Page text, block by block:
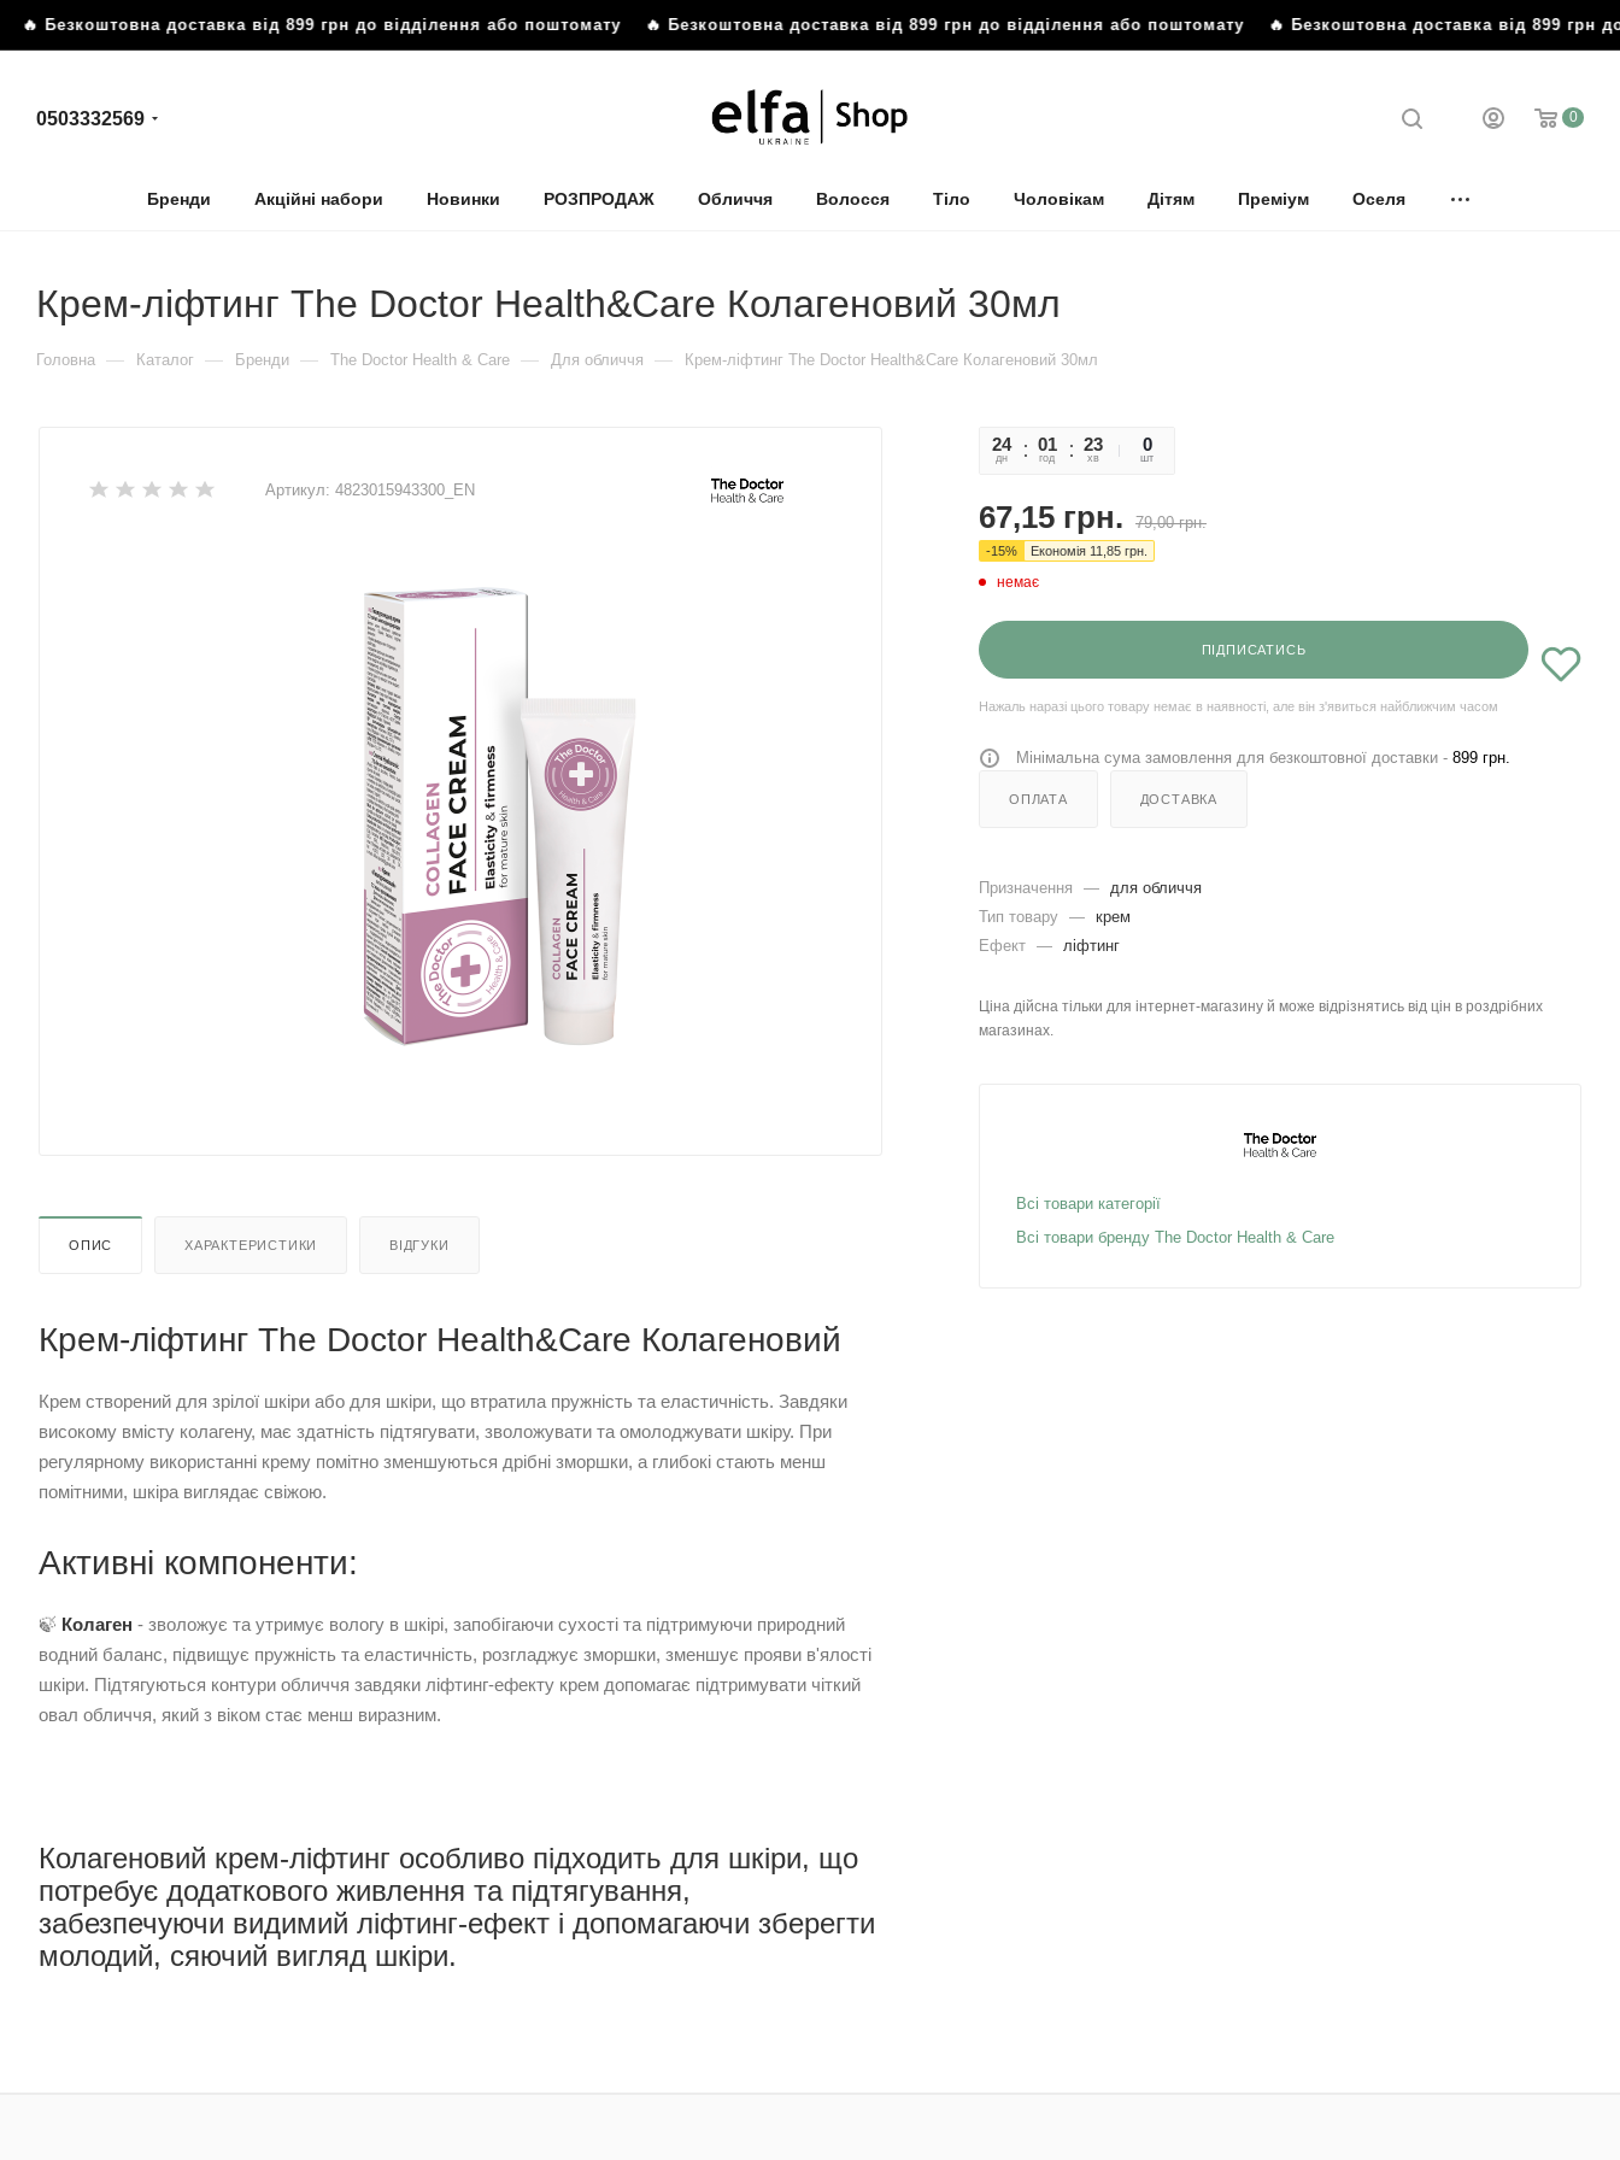
Безкоштовна доставка від 899 грн до відділення або поштомату🔥 Безкоштовна доставка від 899 грн до відділення або поштомату🔥 Безкоштовна доставка від 899 грн до
0503332569 0
Бренди Акційні набори Новинки РОЗПРОДАЖ Обличчя Волосся Тіло Чоловікам Дітям Преміум Оселя
Крем-ліфтинг The Doctor Health&Care Колагеновий 30мл
Головна — Каталог — Бренди — The Doctor Health & Care — Для обличчя — Крем-ліфтинг The Doctor Health&Care Колагеновий 30мл
Артикул: 4823015943300_EN
ОПИС ХАРАКТЕРИСТИКИ ВІДГУКИ
Крем-ліфтинг The Doctor Health&Care Колагеновий
Крем створений для зрілої шкіри або для шкіри, що втратила пружність та еластичніcть. Завдяки
високому вмісту колагену, має здатність підтягувати, зволожувати та омолоджувати шкіру. При
регулярному використанні крему помітно зменшуються дрібні зморшки, а глибокі стають менш
помітними, шкіра виглядає свіжою.
Активні компоненти:
🍃 Колаген - зволожує та утримує вологу в шкірі, запобігаючи сухості та підтримуючи природний
водний баланс, підвищує пружність та еластичність, розгладжує зморшки, зменшує прояви в'ялості
шкіри. Підтягуються контури обличчя завдяки ліфтинг-ефекту крем допомагає підтримувати чіткий
овал обличчя, який з віком стає менш виразним.
Колагеновий крем-ліфтинг особливо підходить для шкіри, що
потребує додаткового живлення та підтягування,
забезпечуючи видимий ліфтинг-ефект і допомагаючи зберегти
молодий, сяючий вигляд шкіри.
24
дн
01
год
23
хв
33
сек
0
шт
67,15 грн. 79,00грн.
-15% Економія 11,85 грн.
немає
ПІДПИСАТИСЬ
Нажаль наразі цього товару немає в наявності, але він з'явиться найближчим часом
Мінімальна сума замовлення для безкоштовної доставки - 899 грн.
ОПЛАТА ДОСТАВКА
Призначення —
для обличчя
Тип товару — крем
Ефект — ліфтинг
Ціна дійсна тільки для інтернет-магазину й може відрізнятись від цін в роздрібних
магазинах.
Всі товари категорії
Всі товари бренду The Doctor Health & Care